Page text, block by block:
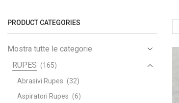
PRODUCT CATEGORIES
Mostra tutte le categorie
RUPES (165)
Abrasivi Rupes (32)
Aspiratori Rupes (6)